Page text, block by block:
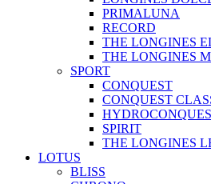
PRIMALUNA
RECORD
THE LONGINES
THE LONGINES
SPORT
CONQUEST
CONQUEST
SPIRIT
THE LONGINES
LOTUS
BLISS